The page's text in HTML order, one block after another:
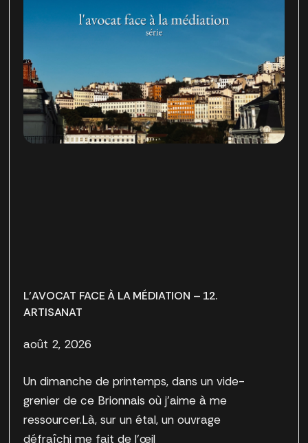
L’AVOCAT FACE À LA MÉDIATION – 12.
ARTISANAT
août 2, 2026
Un dimanche de printemps, dans un vide-
grenier de ce Brionnais où j’aime à me
ressourcer.Là, sur un étal, un ouvrage
défraîchi me fait de l’œil